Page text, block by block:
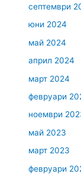
септември
юни 2024
май 2024
април 2024
март 2024
февруари
ноември
май 2023
март 2023
февруари